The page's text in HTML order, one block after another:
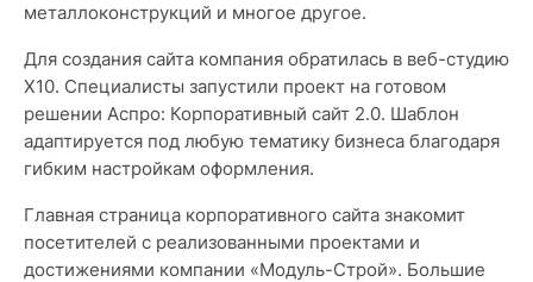
металлоконструкций и многое другое.
Для создания сайта компания обратилась в веб-студию
X10. Специалисты запустили проект на готовом
решении Аспро: Корпоративный сайт 2.0. Шаблон
адаптируется под любую тематику бизнеса благодаря
гибким настройкам оформления.
Главная страница корпоративного сайта знакомит
посетителей с реализованными проектами и
достижениями компании «Модуль-Строй». Большие